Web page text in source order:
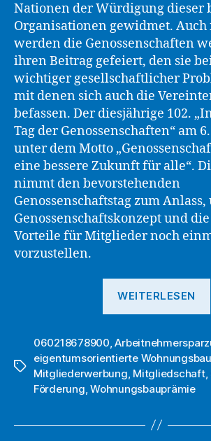
Nationen der Würdigung dieser
Organisationen gewidmet. Auch
werden die Genossenschaften
ihren Beitrag gefeiert, den sie
wichtiger gesellschaftlicher
mit denen sich auch die
befassen. Der diesjährige 102.
Tag der Genossenschaften“ am
unter dem Motto
eine bessere Zukunft für alle“.
nimmt den bevorstehenden
Genossenschaftstag zum Anlass,
Genossenschaftskonzept und
Vorteile für Mitglieder noch
vorzustellen.
WEITERLESEN
Schlagwörter
060218678900 ,
eigentumsorientierte
Mitgliederwerbung Mitgliedschaft,
Förderung ,Wohnungsbauprämie